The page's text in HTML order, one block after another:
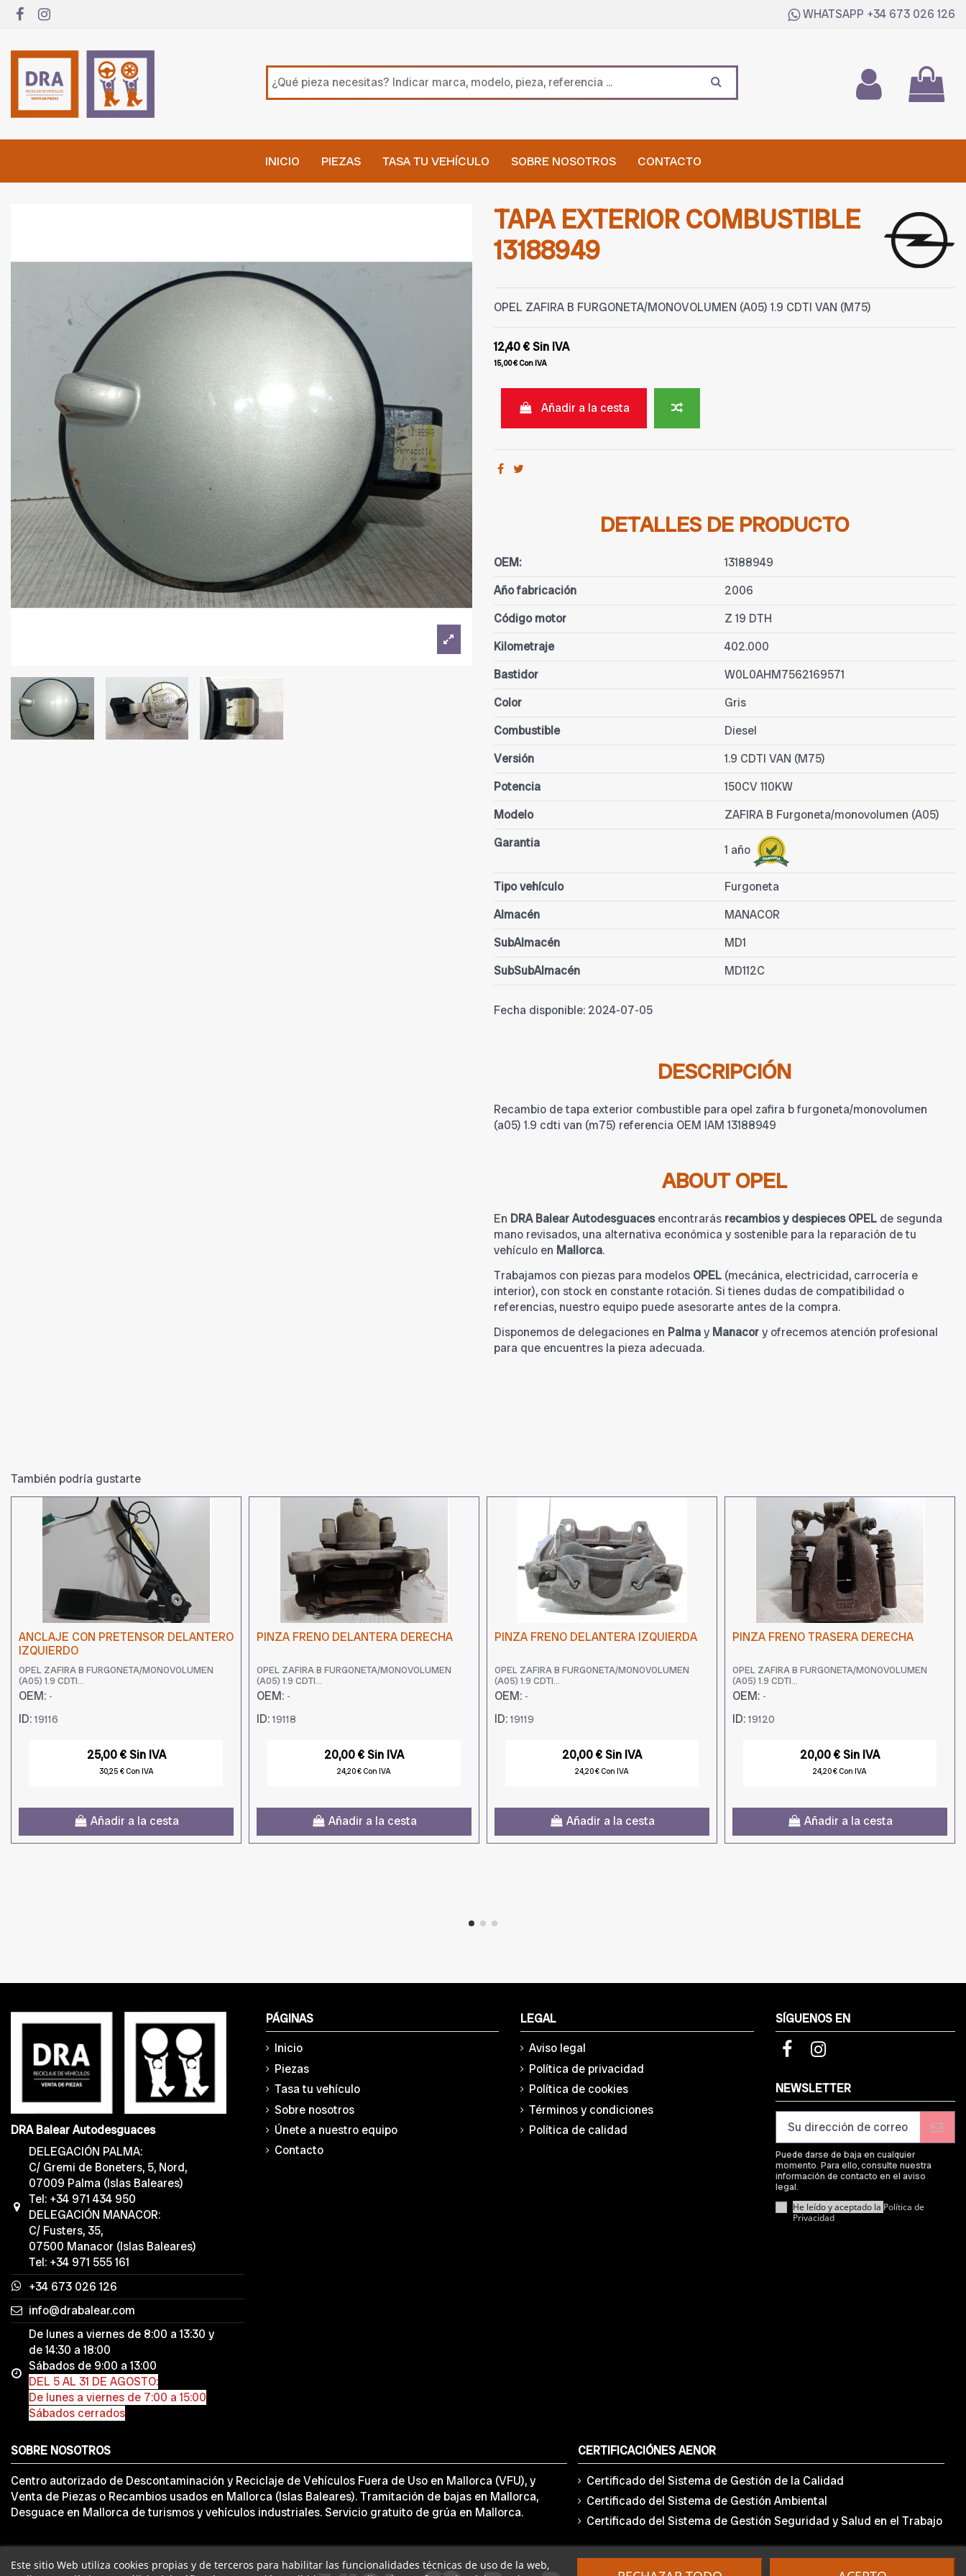
WHATSAPP +34 673 026 126
INICIO PIEZAS TASA TU VEHÍCULO SOBRE NOSOTROS CONTACTO
TAPA EXTERIOR COMBUSTIBLE
13188949
OPEL ZAFIRA B FURGONETA/MONOVOLUMEN (A05) 1.9 CDTI VAN (M75)
12,40 €Sin IVA
15,00 €Con IVA
Añadir a la cesta
DETALLES DE PRODUCTO
OEM:
13188949
Año fabricación
2006
Código motor
Z 19 DTH
Kilometraje
402.000
Bastidor
W0L0AHM7562169571
Color
Gris
Combustible
Diesel
Versión
1.9 CDTI VAN (M75)
Potencia
150CV 110KW
Modelo
ZAFIRA B Furgoneta/monovolumen (A05)
Garantia
1 año
Tipo vehículo
Furgoneta
Almacén
MANACOR
SubAlmacén
MD1
SubSubAlmacén
MD112C
Fecha disponible: 2024-07-05
DESCRIPCIÓN
Recambio de tapa exterior combustible para opel zafira b furgoneta/monovolumen
(a05) 1.9 cdti van (m75) referencia OEM IAM 13188949
ABOUT OPEL
En DRA Balear Autodesguacesencontrarás recambios y despieces OPEL de segunda
mano revisados, una alternativa económica y sostenible para la reparación de tu
vehículo en Mallorca.
Trabajamos con piezas para modelos OPEL (mecánica, electricidad, carrocería e
interior), con stock en constante rotación. Si tienes dudas de compatibilidad o
referencias, nuestro equipo puede asesorarte antes de la compra.
Disponemos de delegaciones en Palmay Manacory ofrecemos atención profesional
para que encuentres la pieza adecuada.
También podría gustarte
ANCLAJE CON PRETENSOR DELANTERO
IZQUIERDO
OPEL ZAFIRA B FURGONETA/MONOVOLUMEN
(A05) 1.9 CDTI...
OEM: -
ID: 19116
25,00 € Sin IVA
30,25 € Con IVA
Añadir a la cesta
PINZA FRENO DELANTERA DERECHA
OPEL ZAFIRA B FURGONETA/MONOVOLUMEN
(A05) 1.9 CDTI...
OEM: -
ID: 19118
20,00 € Sin IVA
24,20 € Con IVA
Añadir a la cesta
PINZA FRENO DELANTERA IZQUIERDA
OPEL ZAFIRA B FURGONETA/MONOVOLUMEN
(A05) 1.9 CDTI...
OEM: -
ID: 19119
20,00 € Sin IVA
24,20 € Con IVA
Añadir a la cesta
PINZA FRENO TRASERA DERECHA
OPEL ZAFIRA B FURGONETA/MONOVOLUMEN
(A05) 1.9 CDTI...
OEM: -
ID: 19120
20,00 € Sin IVA
24,20 € Con IVA
Añadir a la cesta
DRA Balear Autodesguaces
DELEGACIÓN PALMA:
C/ Gremi de Boneters, 5, Nord,
07009 Palma (Islas Baleares)
Tel: +34 971 434 950
DELEGACIÓN MANACOR:
C/ Fusters, 35,
07500 Manacor (Islas Baleares)
Tel: +34 971 555 161
+34 673 026 126
info@drabalear.com
De lunes a viernes de 8:00 a 13:30 y
de 14:30 a 18:00
Sábados de 9:00 a 13:00
DEL 5 AL 31 DE AGOSTO:
De lunes a viernes de 7:00 a 15:00
Sábados cerrados
PÁGINAS
Inicio
Piezas
Tasa tu vehículo
Sobre nosotros
Únete a nuestro equipo
Contacto
LEGAL
Aviso legal
Política de privacidad
Política de cookies
Términos y condiciones
Política de calidad
Este sitio Web utiliza cookies propias y de terceros para habilitar las funcionalidades técnicas de uso de la web,
SÍGUENOS EN
NEWSLETTER
Puede darse de baja en cualquier
momento. Para ello, consulte nuestra
información de contacto en el aviso
legal.
He leído y aceptado la Política de
Privacidad
SOBRE NOSOTROS
Centro autorizado de Descontaminación y Reciclaje de Vehículos Fuera de Uso en Mallorca (VFU), y
Venta de Piezas o Recambios usados en Mallorca (Islas Baleares). Tramitación de bajas en Mallorca,
Desguace en Mallorca de turismos y vehículos industriales. Servicio gratuito de grúa en Mallorca.
CERTIFICACIÓNES AENOR
Certificado del Sistema de Gestión de la Calidad
Certificado del Sistema de Gestión Ambiental
Certificado del Sistema de Gestión Seguridad y Salud en el Trabajo